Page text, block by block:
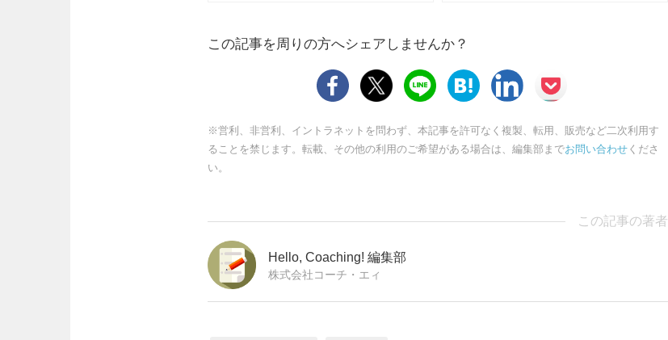
この記事を周りの方へシェアしませんか？
※営利、非営利、イントラネットを問わず、本記事を許可なく複製、転用、販売など二次利用す
ることを禁じます。転載、その他の利用のご希望がある場合は、編集部までお問い合わせ くださ
い。
この記事の著者
Hello, Coaching! 編集部
株式会社コーチ・エィ